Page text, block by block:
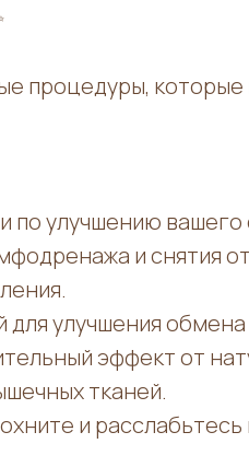
процедуры,
по улучшению вашего
и снятия
улучшения
эффект от
тканей.
и расслабьтесь